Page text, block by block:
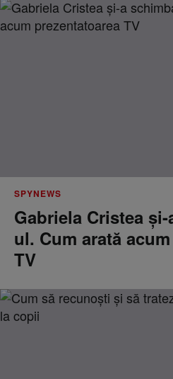
SPYNEWS
Gabriela Cristea
ul. Cum arată
TV